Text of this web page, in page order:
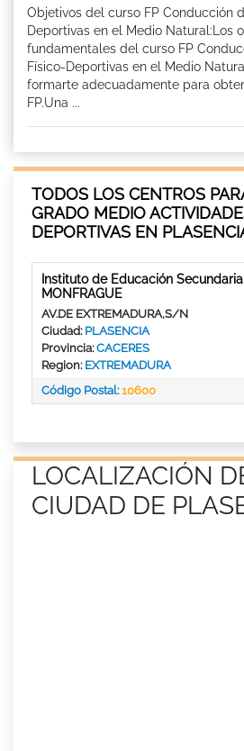
Objetivos del curso FP Conducción
Deportivas en el Medio Natural:Los
fundamentales del curso FP
Físico-Deportivas en el Medio
formarte adecuadamente para
FP.Una ...
TODOS LOS CENTROS
GRADO MEDIO
DEPORTIVAS EN
Instituto de Educación Secundaria
MONFRAGUE
AV.DE EXTREMADURA,S/N
Ciudad: PLASENCIA
Provincia:CACERES
Region: EXTREMADURA
Código Postal:10600
LOCALIZACIÓN
CIUDAD DE